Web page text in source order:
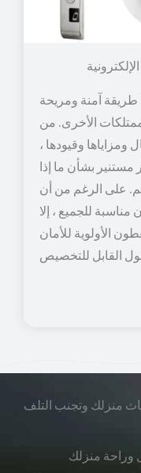
طريقة آمنة ومريحة
الأخرى. من
وقيودها ،
مستنير بشأن ما إذا
على الرغم من أن
مناسبة للجميع ، إلا
الأولوية للأمان
منزلك وتجنب التلف
وراحة منزلك